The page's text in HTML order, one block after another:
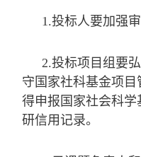
1.投标人要加强
2.投标项目组要
守国家社科基金项
得申报国家社会科
研信用记录。